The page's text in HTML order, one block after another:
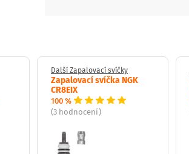
Další Zapalovací svíčky
Zapalovací svíčka NGK
CR8EIX
100 %
(3 hodnocení)